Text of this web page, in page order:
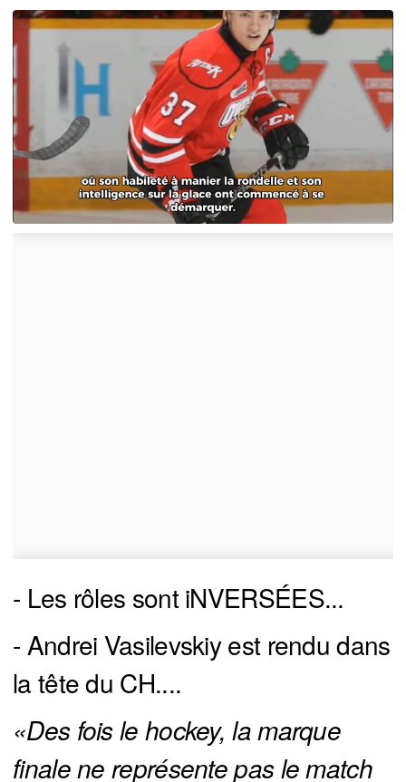
- Les rôles sont iNVERSÉES...
- Andrei Vasilevskiy est rendu dans
la tête du CH....
«Des fois le hockey, la marque
finale ne représente pas le match